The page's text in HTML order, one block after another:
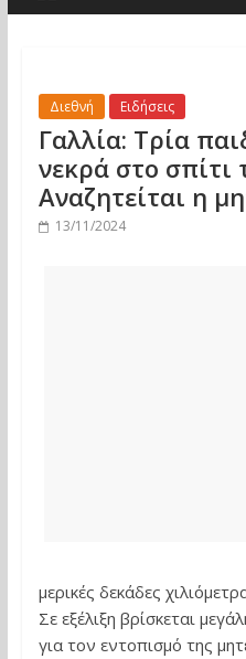
Διεθνή Ειδήσεις
Γαλλία: Τρία
νεκρά στο σπίτι
Αναζητείται η
13/11/2024
μερικές δεκάδες
Σε εξέλιξη βρίσκεται
για τον εντοπισμό της